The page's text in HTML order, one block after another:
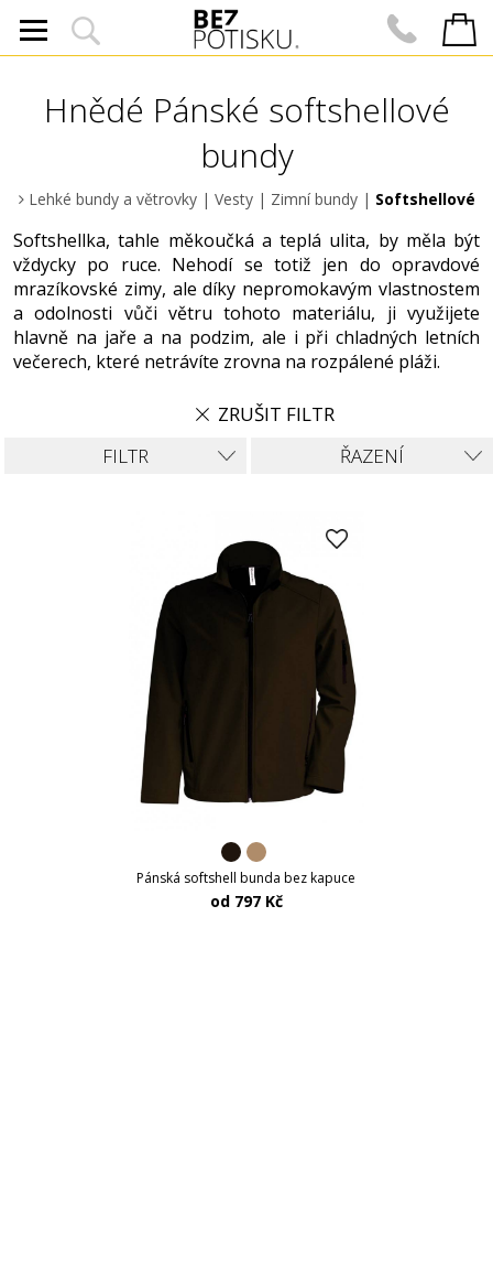
Hnědé Pánské softshellové
bundy
Lehké bundy a větrovky| Vesty| Zimní bundy| Softshellové
Softshellka, tahle měkoučká a teplá ulita, by měla být
vždycky po ruce. Nehodí se totiž jen do opravdové
mrazíkovské zimy, ale díky nepromokavým vlastnostem
a odolnosti vůči větru tohoto materiálu, ji využijete
hlavně na jaře a na podzim, ale i při chladných letních
večerech, které netrávíte zrovna na rozpálené pláži.
ZRUŠIT FILTR
ŘAZENÍ
FILTR
Pánská softshell bunda bez kapuce
od 797 Kč